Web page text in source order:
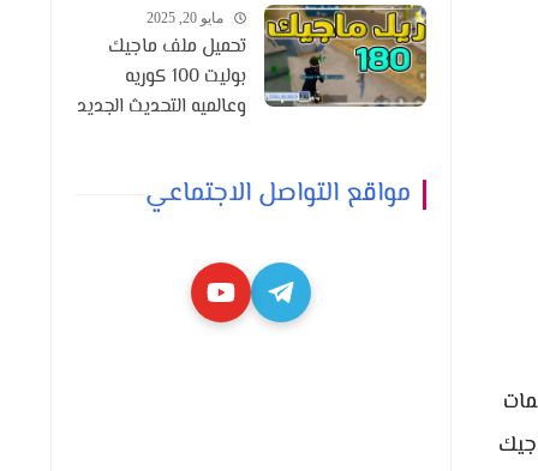
مايو 20, 2025
تحميل ملف ماجيك
بوليت 100 كوريه
وعالميه التحديث الجديد
مواقع التواصل الاجتماعي